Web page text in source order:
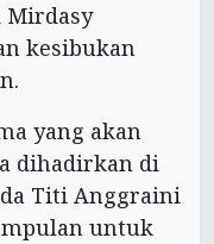
Mirdasy
kesibukan
yang akan
dihadirkan di
Titi Anggraini
untuk